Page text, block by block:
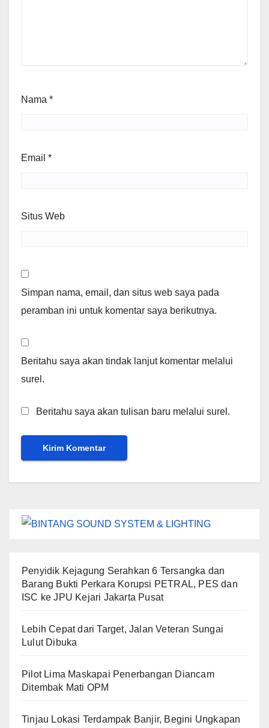
Nama *
Email *
Situs Web
Simpan nama, email, dan situs web saya pada
peramban ini untuk komentar saya berikutnya.
Beritahu saya akan tindak lanjut komentar melalui
surel.
Beritahu saya akan tulisan baru melalui surel.
Penyidik Kejagung Serahkan 6 Tersangka dan
Barang Bukti Perkara Korupsi PETRAL, PES dan
ISC ke JPU Kejari Jakarta Pusat
Lebih Cepat dari Target, Jalan Veteran Sungai
Lulut Dibuka
Pilot Lima Maskapai Penerbangan Diancam
Ditembak Mati OPM
Tinjau Lokasi Terdampak Banjir, Begini Ungkapan